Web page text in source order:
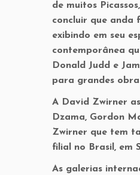
de muitos
concluir que anda
exibindo em seu
contemporânea
Donald Judd e
para grandes
A David Zwirner
Dzama, Gordon
Zwirner que tem
filial no Brasil, em
As galerias